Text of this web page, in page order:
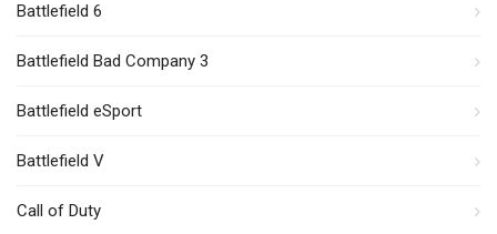
Battlefield 6
Battlefield Bad Company 3
Battlefield eSport
Battlefield V
Call of Duty